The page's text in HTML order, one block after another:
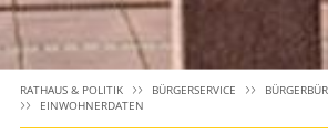
RATHAUS & POLITIK BÜRGERSERVICE
EINWOHNERDATEN